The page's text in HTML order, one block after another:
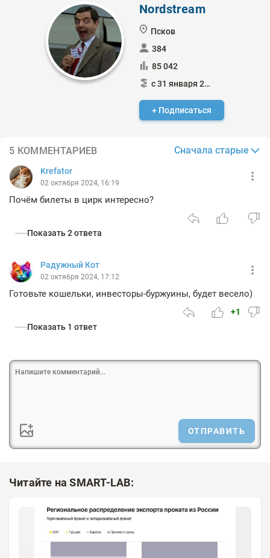
Nordstream
Псков
384
85 042
с 31 января 2015
+ Подписаться
5 КОММЕНТАРИЕВ Сначала старые
Krefator
02 октября 2024, 16:19
Почём билеты в цирк интересно?
Показать 2 ответа
Радужный Кот
02 октября 2024, 17:12
Готовьте кошельки, инвесторы-буржуины, будет весело)
+1
Показать 1 ответ
ОТПРАВИТЬ
Читайте на SMART-LAB: